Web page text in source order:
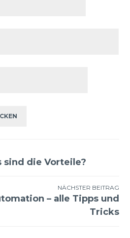
sind die Vorteile?
NÄCHSTER BEITRAG
– alle Tipps und
Tricks